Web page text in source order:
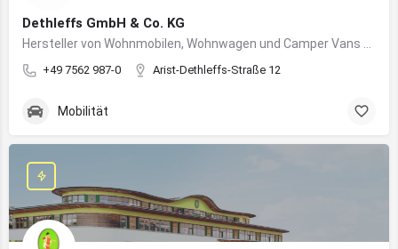
Dethleffs GmbH & Co. KG
+49 7562 987-0 Arist-Dethleffs-Straße 12
Mobilität